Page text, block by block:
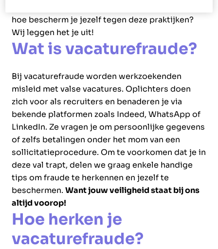
hoe bescherm je jezelf tegen deze praktijken?
Wij leggen het je uit!
Wat is vacaturefraude?
Bij vacaturefraude worden werkzoekenden
misleid met valse vacatures. Oplichters doen
zich voor als recruiters en benaderen je via
bekende platformen zoals Indeed, WhatsApp of
LinkedIn. Ze vragen je om persoonlijke gegevens
of zelfs betalingen onder het mom van een
sollicitatieprocedure. Om te voorkomen dat je in
deze val trapt, delen we graag enkele handige
tips om fraude te herkennen en jezelf te
beschermen. Want jouw veiligheid staat bij ons
altijd voorop!
Hoe herken je
vacaturefraude?